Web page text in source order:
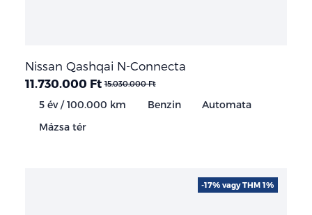
Nissan Qashqai N-Connecta
11.730.000 Ft 15.030.000 Ft
5 év / 100.000 km Benzin
Automata
Mázsa tér
-17% vagy THM 1%